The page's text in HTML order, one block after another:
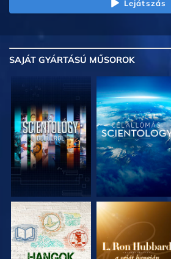
Lejátszás
SAJÁT GYÁRTÁSÚ MŰSOROK
A SOROZAT
RÉSZEI
A SOROZAT
RÉSZEI